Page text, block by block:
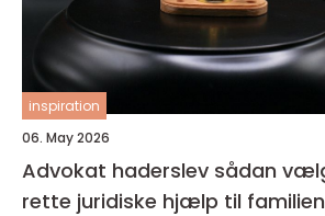
inspiration
06. May 2026
Advokat haderslev sådan vælger du den
rette juridiske hjælp til familien